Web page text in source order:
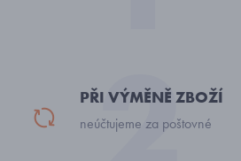
PŘI VÝMĚNĚ ZBOŽÍ
neúčtujeme za poštovné